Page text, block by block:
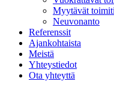
Myytävät
Neuvonanto
Referenssit
Ajankohtaista
Meistä
Yhteystiedot
Ota yhteyttä